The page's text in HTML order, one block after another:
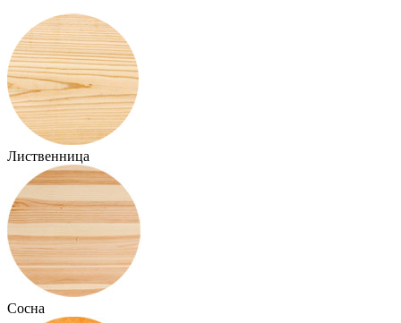
Лиственница
Сосна